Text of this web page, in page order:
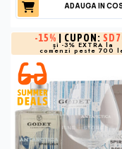
ADAUGA IN
-15% | CUPON:
și -3% EXTRA la
comenzi peste 700